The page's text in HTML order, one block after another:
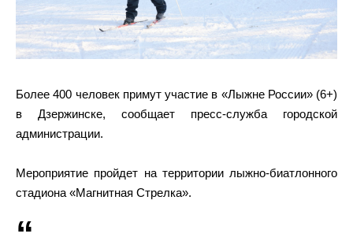
Более 400 человек примут участие в «Лыжне России» (6+)
в Дзержинске, сообщает пресс-служба городской
администрации.
Мероприятие пройдет на территории лыжно-биатлонного
стадиона «Магнитная Стрелка».